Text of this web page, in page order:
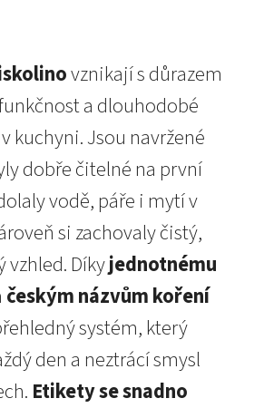
vznikají s důrazem
a dlouhodobé
kuchyni. Jsou navržené
dobře čitelné na první
vodě, páře i mytí v
si zachovaly čistý,
vzhled. Díkyjednotnému
českým názvům koření
systém, který
den a neztrácí smysl
Etikety se snadno